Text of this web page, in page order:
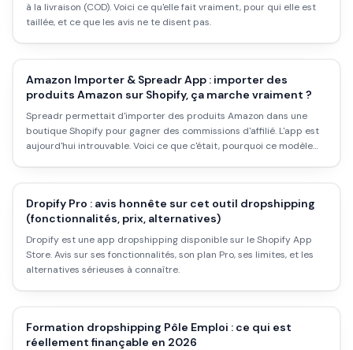
à la livraison (COD). Voici ce qu'elle fait vraiment, pour qui elle est
taillée, et ce que les avis ne te disent pas.
Amazon Importer & Spreadr App : importer des
produits Amazon sur Shopify, ça marche vraiment ?
Spreadr permettait d'importer des produits Amazon dans une
boutique Shopify pour gagner des commissions d'affilié. L'app est
aujourd'hui introuvable. Voici ce que c'était, pourquoi ce modèle
Dropify Pro : avis honnête sur cet outil dropshipping
(fonctionnalités, prix, alternatives)
Dropify est une app dropshipping disponible sur le Shopify App
Store. Avis sur ses fonctionnalités, son plan Pro, ses limites, et les
alternatives sérieuses à connaître.
Formation dropshipping Pôle Emploi : ce qui est
réellement finançable en 2026